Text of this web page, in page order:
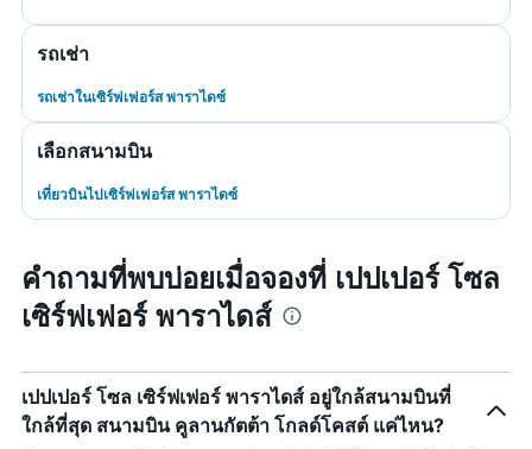
รถเช่า
รถเช่าในเซิร์ฟเฟอร์ส พาราไดซ์
เลือกสนามบิน
เที่ยวบินไปเซิร์ฟเฟอร์ส พาราไดซ์
คำถามที่พบบ่อยเมื่อจองที่ เปปเปอร์ โซล
เซิร์ฟเฟอร์ พาราไดส์
เปปเปอร์ โซล เซิร์ฟเฟอร์ พาราไดส์ อยู่ใกล้สนามบินที่
ใกล้ที่สุด สนามบิน คูลานกัตต้า โกลด์โคสต์ แค่ไหน?